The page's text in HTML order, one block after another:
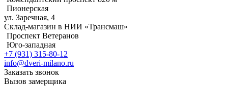
Пионерская
ул. Заречная, 4
Склад-магазин в НИИ «Трансмаш»
Проспект Ветеранов
Юго-западная
+7 (931) 315-80-12
info@dveri-milano.ru
Заказать звонок
Вызов замерщика